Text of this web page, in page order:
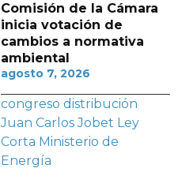
Comisión de la Cámara
inicia votación de
cambios a normativa
ambiental
agosto 7, 2026
congreso distribución
Juan Carlos Jobet Ley
Corta Ministerio de
Energía